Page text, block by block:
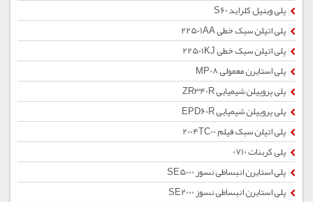
پلی وینیل کلراید S60
پلی اتیلن سبک خطی 22501AA
پلی اتیلن سبک خطی 22501KJ
پلی استایرن معمولی MP08
پلی پروپیلن شیمیایی ZR340R
پلی پروپیلن شیمیایی EPD60R
پلی اتیلن سبک فیلم 2004TC00
پلی کربنات 0710
پلی استایرن انبساطی نسوز SE5000
پلی استایرن انبساطی نسوز SE2000